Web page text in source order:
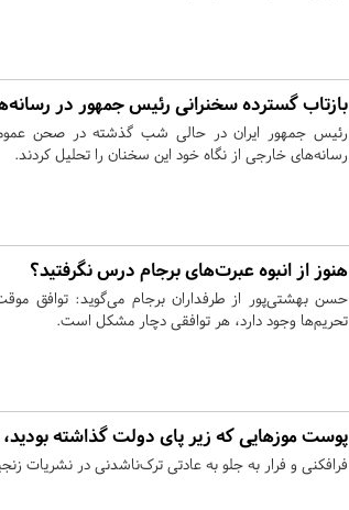
بازتاب گسترده سخنرانی رئیس جمهور در
رئیس جمهور ایران در حالی شب گذشته در صحن
رسانه‌های خارجی از نگاه خود این سخنان را تحلیل کردند.
هنوز از انبوه عبرت‌های برجام درس نگرفتید؟
حسن بهشتی‌پور از طرفداران برجام می‌گوید: توافق
تحریم‏‌ها وجود دارد، هر توافقی دچار مشکل است.
پوست موزهایی که زیر پای دولت گذاشته
فرافکنی و فرار به جلو به عادتی ترک‌ناشدنی در نشریات